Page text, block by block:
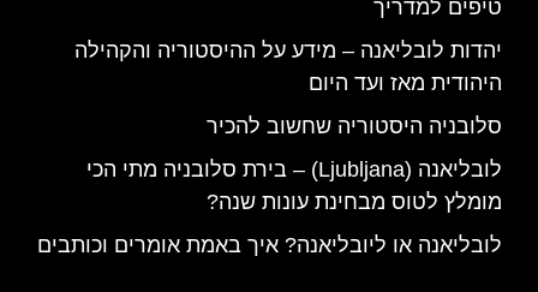
טיפים למדריך
יהדות לובליאנה – מידע על ההיסטוריה והקהילה
היהודית מאז ועד היום
סלובניה היסטוריה שחשוב להכיר
לובליאנה (Ljubljana) – בירת סלובניה מתי הכי
מומלץ לטוס מבחינת עונות שנה?
לובליאנה או ליובליאנה? איך באמת אומרים וכותבים